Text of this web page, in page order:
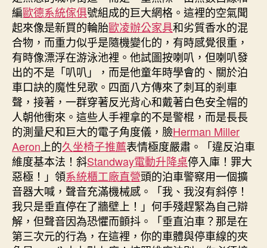
編歐德系統傢俱號組成的巨大網格。這裡的空氣聞
起來像是新買的輪胎歐凌辦公家具和劣質香水的混
合物，而重力似乎是隨機變化的，有時感覺很重，
有時像漂浮在游泳池裡。他試圖按喇叭，但喇叭發
出的不是「叭叭」，而是他童年時學會的、關於泊
車口訣的魔性兒歌。四面八方傳來了刺耳的剎車
聲，接著，一群穿著反光背心和戴著白色安全帽的
人朝他衝來。這些人手裡拿的不是警棍，而是長長
的測量尺和巨大的電子角度儀，臉Herman Miller
Aeron 上的久坐椅子推薦表情極度嚴肅。「違反泊車
維度基本法！斜Standway電動升降桌停入庫！罪大
惡極！」領系統櫃工廠直營頭的泊車警察用一個擴
音器大喊，聲音充滿機械感。「我、我沒有斜停！
我只是垂直停在了牆壁上！」何手殘趕緊為自己辯
解，但聲音因為恐懼而顫抖。「垂直泊車？那是在
第三次元的行為，在這裡，你的車體與停車線的夾